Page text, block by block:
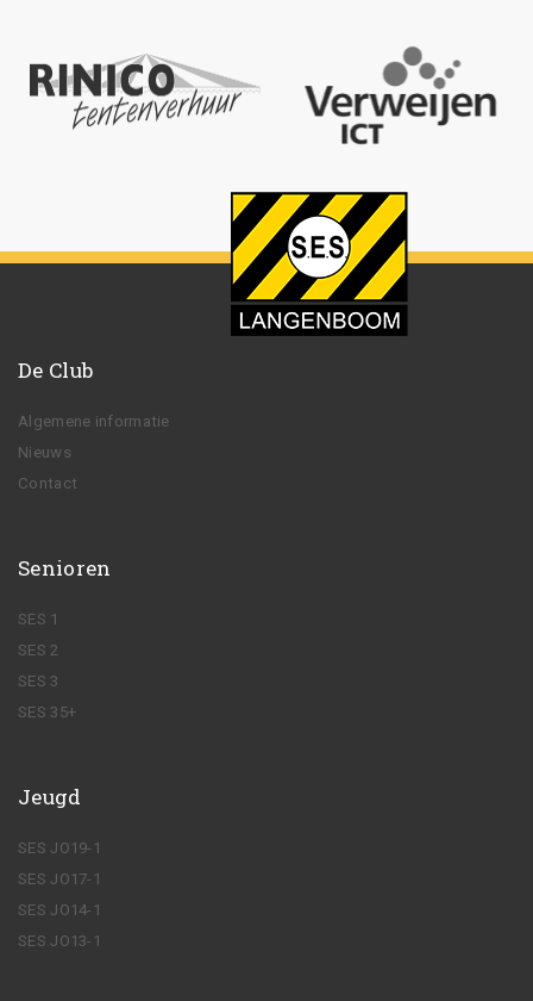
De Club
Algemene informatie
Nieuws
Contact
Senioren
SES 1
SES 2
SES 3
SES 35+
Jeugd
SES JO19-1
SES JO17-1
SES JO14-1
SES JO13-1